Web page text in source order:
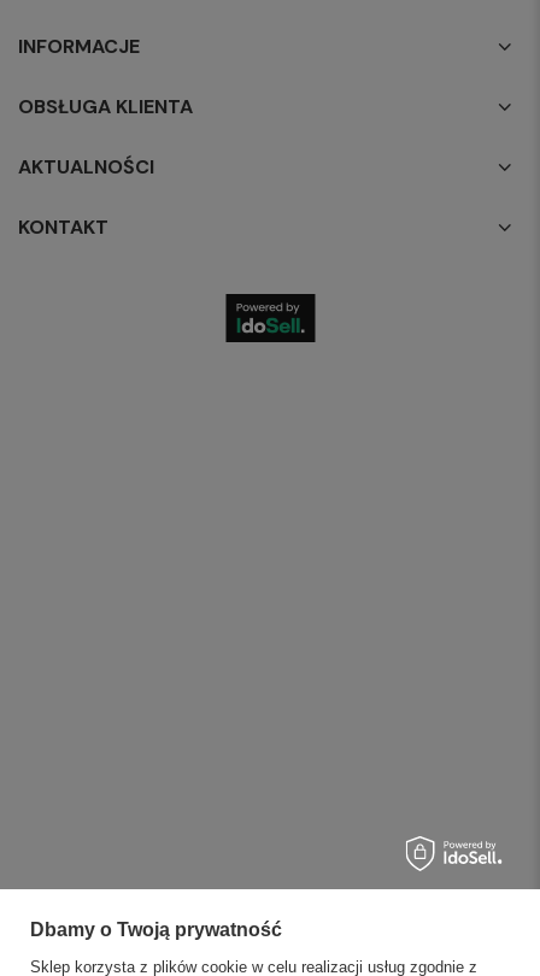
INFORMACJE
OBSŁUGA KLIENTA
AKTUALNOŚCI
KONTAKT
Dbamy o Twoją prywatność
Sklep korzysta z plików cookie w celu realizacji usług zgodnie z